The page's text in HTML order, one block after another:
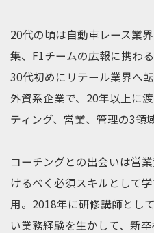
20代の頃は自動車レース業
集、F1チームの広報に携わる
30代初めにリテール業界へ
外資系企業で、20年以上に
ティング、営業、管理の3領
コーチングとの出会いは営
けるべく必須スキルとして
用。2018年に研修講師とし
い業務経験を生かして、新